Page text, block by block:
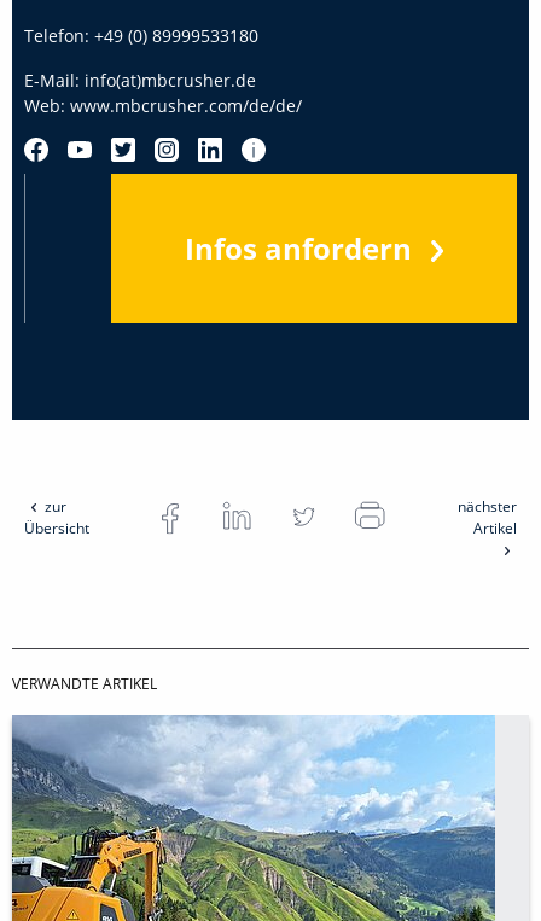
Telefon: +49 (0) 89999533180
E-Mail: info(at)mbcrusher.de
Web: www.mbcrusher.com/de/de/
Infos anfordern
zur
Übersicht
nächster
Artikel
VERWANDTE ARTIKEL